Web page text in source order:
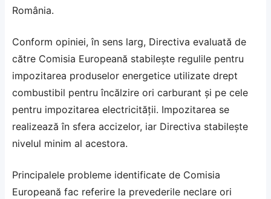
România.
Conform opiniei, în sens larg, Directiva evaluată de
către Comisia Europeană stabileşte regulile pentru
impozitarea produselor energetice utilizate drept
combustibil pentru încălzire ori carburant şi pe cele
pentru impozitarea electricităţii. Impozitarea se
realizează în sfera accizelor, iar Directiva stabileşte
nivelul minim al acestora.
Principalele probleme identificate de Comisia
Europeană fac referire la prevederile neclare ori